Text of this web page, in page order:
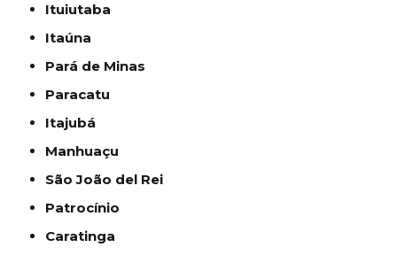
Ituiutaba
Itaúna
Pará de Minas
Paracatu
Itajubá
Manhuaçu
São João del Rei
Patrocínio
Caratinga